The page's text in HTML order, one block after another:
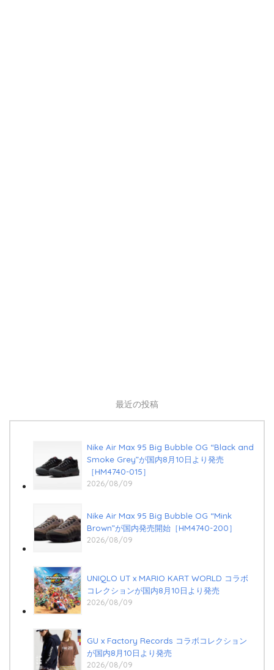
最近の投稿
Nike Air Max 95 Big Bubble OG “Black and
Smoke Grey”が国内8月10日より発売
［HM4740-015］
2026/08/09
Nike Air Max 95 Big Bubble OG “Mink
Brown”が国内発売開始［HM4740-200］
2026/08/09
UNIQLO UT x MARIO KART WORLD コラボ
コレクションが国内8月10日より発売
2026/08/09
GU x Factory Records コラボコレクション
が国内8月10日より発売
2026/08/09